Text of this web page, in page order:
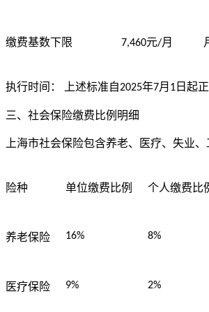
缴费基数下限 7,460元/月
执行时间： 上述标准自2025年7月 1 日起
三、社会保险缴费比例明细
上海市社会保险包含养老、医疗、失业
险种 单位缴费比例 个人缴费比
养老保险 16% 8%
医疗保险 9% 2%